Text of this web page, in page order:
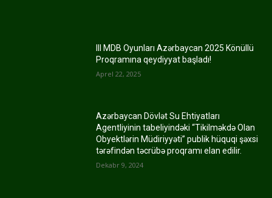
III MDB Oyunları Azərbaycan 2025 Könüllü
Proqramına qeydiyyat başladı!
Aprel 22, 2025
Azərbaycan Dövlət Su Ehtiyatları
Agentliyinin tabeliyindəki “Tikilməkdə Olan
Obyektlərin Müdiriyyəti” publik hüquqi şəxsi
tərəfindən təcrübə proqramı elan edilir.
Dekabr 9, 2024